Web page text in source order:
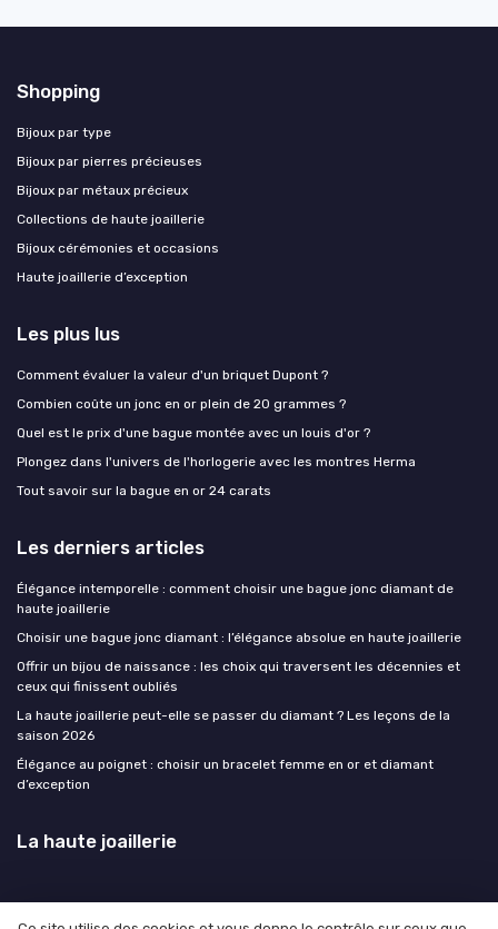
Shopping
Bijoux par type
Bijoux par pierres précieuses
Bijoux par métaux précieux
Collections de haute joaillerie
Bijoux cérémonies et occasions
Haute joaillerie d’exception
Les plus lus
Comment évaluer la valeur d'un briquet Dupont ?
Combien coûte un jonc en or plein de 20 grammes ?
Quel est le prix d'une bague montée avec un louis d'or ?
Plongez dans l'univers de l'horlogerie avec les montres Herma
Tout savoir sur la bague en or 24 carats
Les derniers articles
Élégance intemporelle : comment choisir une bague jonc diamant de
haute joaillerie
Choisir une bague jonc diamant : l’élégance absolue en haute joaillerie
Offrir un bijou de naissance : les choix qui traversent les décennies et
ceux qui finissent oubliés
La haute joaillerie peut-elle se passer du diamant ? Les leçons de la
saison 2026
Élégance au poignet : choisir un bracelet femme en or et diamant
d’exception
La haute joaillerie